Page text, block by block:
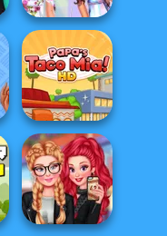
Princess Social
Butterfly
Papa's Taco Mia